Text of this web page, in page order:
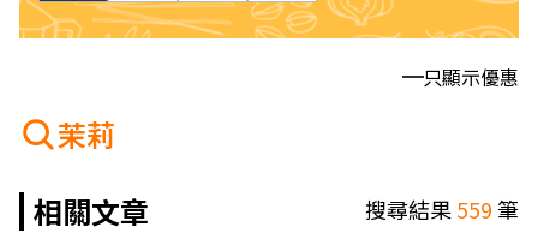
只顯示優惠
茉莉
相關文章
搜尋結果559筆